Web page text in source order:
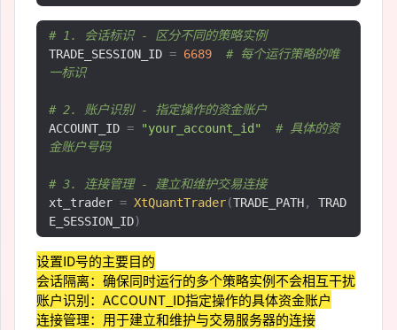
# 1. 会话标识 - 区分不同的策略实例
TRADE_SESSION_ID = 6689
# 每个运行策略的唯
一标识
# 2. 账户识别 - 指定操作的资金账户
ACCOUNT_ID = "your_account_id"
# 具体的资
金账户号码
# 3. 连接管理 - 建立和维护交易连接
xt_trader = XtQuantTrader(TRADE_PATH,
TRAD
E_SESSION_ID)
设置ID号的主要目的
会话隔离：确保同时运行的多个策略实例不会相互干扰
账户识别：ACCOUNT_ID指定操作的具体资金账户
连接管理：用于建立和维护与交易服务器的连接